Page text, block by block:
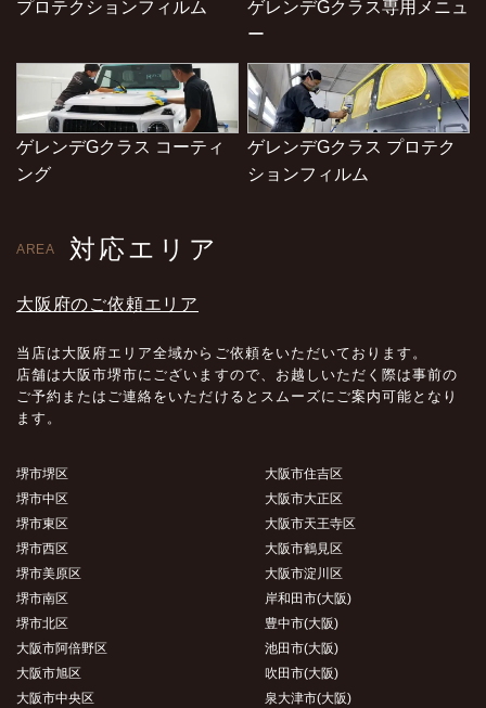
プロテクションフィルム
ゲレンデGクラス専用メニュ
ー
ゲレンデGクラス コーティ
ング
ゲレンデGクラス プロテク
ションフィルム
AREA 対応エリア
大阪府のご依頼エリア
当店は大阪府エリア全域からご依頼をいただいております。
店舗は大阪市堺市にございますので、お越しいただく際は事前の
ご予約またはご連絡をいただけるとスムーズにご案内可能となり
ます。
堺市堺区
堺市中区
堺市東区
堺市西区
堺市美原区
堺市南区
堺市北区
大阪市阿倍野区
大阪市旭区
大阪市中央区
大阪市住吉区
大阪市大正区
大阪市天王寺区
大阪市鶴見区
大阪市淀川区
岸和田市(大阪)
豊中市(大阪)
池田市(大阪)
吹田市(大阪)
泉大津市(大阪)